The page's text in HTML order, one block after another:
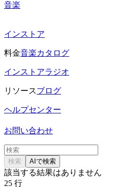
音楽
インストア
料金音楽カタログ
インストアラジオ
リソースブログ
ヘルプセンター
お問い合わせ
検索 AIで検索
該当する結果はありません
25 行